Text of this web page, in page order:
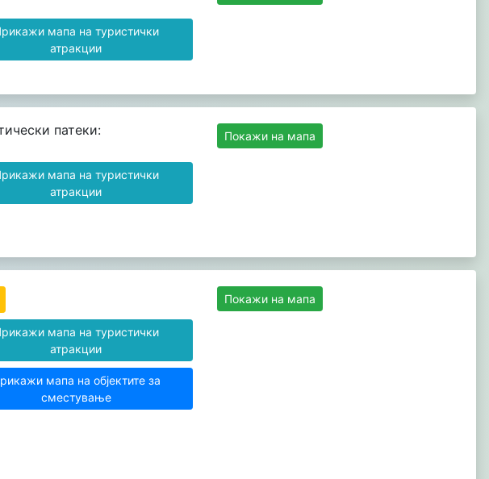
мапа на туристички
атракции
патеки:
мапа на туристички
атракции
Покажи на мапа
мапа на туристички
атракции
мапа на објектите за
сместување
Покажи на мапа